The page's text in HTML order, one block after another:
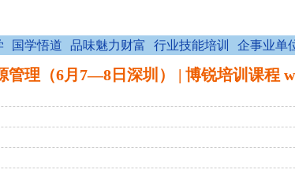
国学悟道 品味魅力财富 行业技能培训 企事业单
管理（6月7—8日深圳） | 博锐培训课程